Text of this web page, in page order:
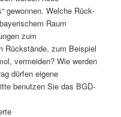
gewonnen. Welche Rück­
Raum
zum
Rückstände, zum Beispiel
vermeiden? Wie werden
dürfen eigene
benutzen Sie das BGD-